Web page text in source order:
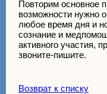
Повторим основное
возможности нужно
любое время дня и
сознание и
активного участия,
звоните-пишите.
Возврат к списку